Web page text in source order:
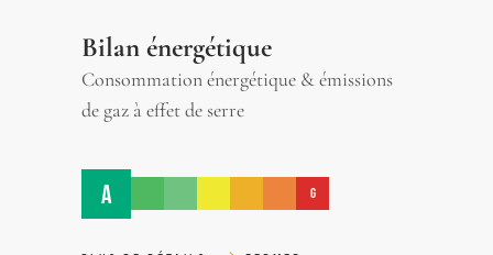
Bilan énergétique
Consommation énergétique & émissions
de gaz à effet de serre
A G